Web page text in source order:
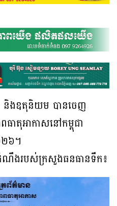
និងឧតុនិយម បានចេញ
ាតុអាកាសនៅកម្ពុជា
២៦។
ដំណឹងរបស់ក្រសួងធនធានទឹក៖